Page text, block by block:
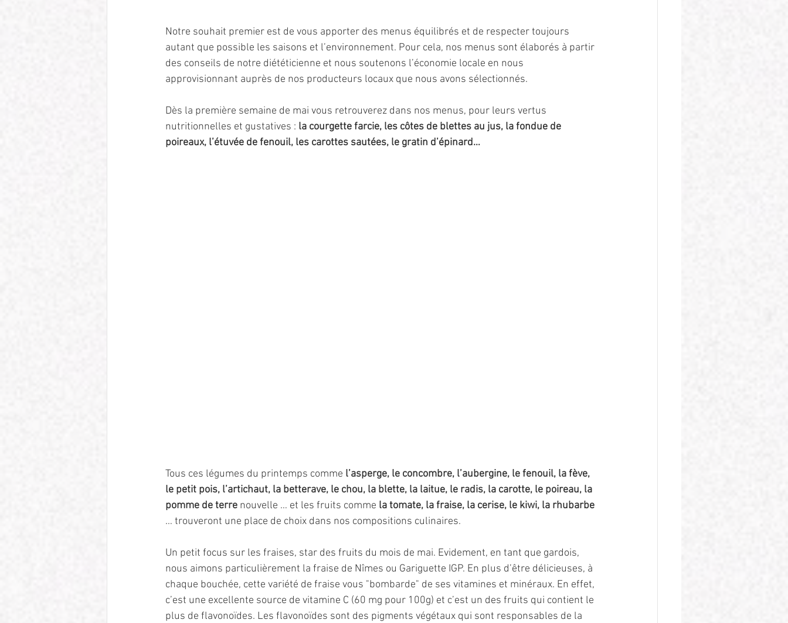
Notre souhait premier est de vous apporter des menus équilibrés et de respecter toujours
autant que possible les saisons et l’environnement. Pour cela, nos menus sont élaborés à partir
des conseils de notre diététicienne et nous soutenons l’économie locale en nous
approvisionnant auprès de nos producteurs locaux que nous avons sélectionnés.
Dès la première semaine de mai vous retrouverez dans nos menus, pour leurs vertus
nutritionnelles et gustatives : la courgette farcie, les côtes de blettes au jus, la fondue de
poireaux, l’étuvée de fenouil, les carottes sautées, le gratin d’épinard…
Tous ces légumes du printemps comme l’asperge, le concombre, l’aubergine, le fenouil, la fève,
le petit pois, l’artichaut, la betterave, le chou, la blette, la laitue, le radis, la carotte, le poireau, la
pomme de terre nouvelle … et les fruits comme la tomate, la fraise, la cerise, le kiwi, la rhubarbe
… trouveront une place de choix dans nos compositions culinaires.
Un petit focus sur les fraises, star des fruits du mois de mai. Evidement, en tant que gardois,
nous aimons particulièrement la fraise de Nîmes ou Gariguette IGP. En plus d’être délicieuses, à
chaque bouchée, cette variété de fraise vous "bombarde" de ses vitamines et minéraux. En effet,
c’est une excellente source de vitamine C (60 mg pour 100g) et c’est un des fruits qui contient le
plus de flavonoïdes. Les flavonoïdes sont des pigments végétaux qui sont responsables de la